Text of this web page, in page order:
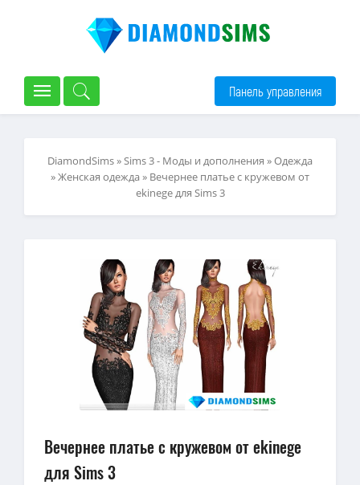
Панель управления
DiamondSims»Sims 3 - Моды и дополнения »Одежда
»Женская одежда» Вечернее платье с кружевом от
ekinege для Sims 3
Вечернее платье с кружевом от ekinege
для Sims 3